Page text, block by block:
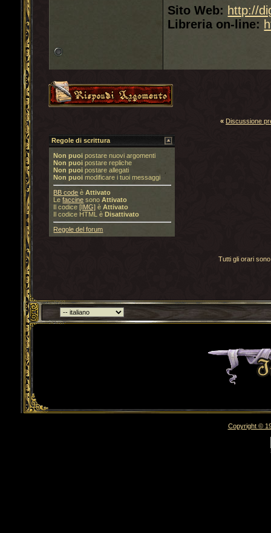
Sito Web: http://
Libreria on-line:
« Discussione
Regole di scrittura
Non puoi postare nuovi argomenti
Non puoi postare repliche
Non puoi postare allegati
Non puoi modificare i tuoi messaggi
BB code èAttivato
Lefaccine sonoAttivato
Il codice[IMG] èAttivato
Il codice HTML èDisattivato
Regole del forum
Tutti gli orari
Torna indietro
Copyright ©